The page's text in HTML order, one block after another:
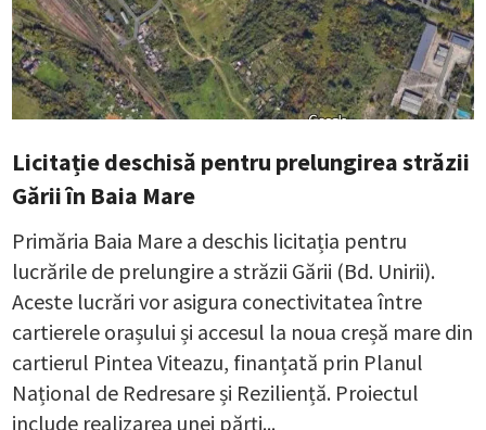
Licitație deschisă pentru prelungirea străzii
Gării în Baia Mare
Primăria Baia Mare a deschis licitația pentru
lucrările de prelungire a străzii Gării (Bd. Unirii).
Aceste lucrări vor asigura conectivitatea între
cartierele orașului și accesul la noua creșă mare din
cartierul Pintea Viteazu, finanțată prin Planul
Național de Redresare și Reziliență. Proiectul
include realizarea unei părți